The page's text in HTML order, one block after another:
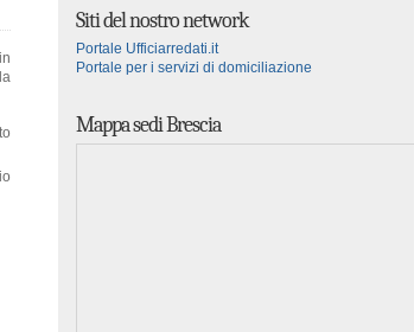
Siti del nostro network
Portale Ufficiarredati.it
Portale per i servizi di domiciliazione
Mappa sedi Brescia